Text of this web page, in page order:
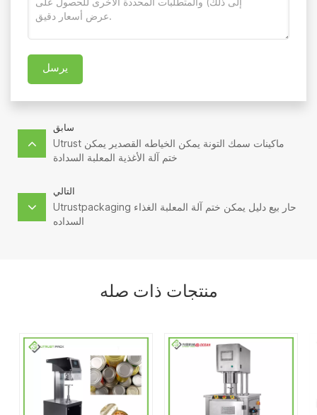
يرسل
سابق
Utrust ماكينات سمك التونة يمكن الخياطه القصدير يمكن
ختم آلة الأغذية المعلبة السدادة
التالي
Utrustpackaging حار بيع دليل يمكن ختم آلة المعلبة الغذاء
السداده
منتجات ذات صله